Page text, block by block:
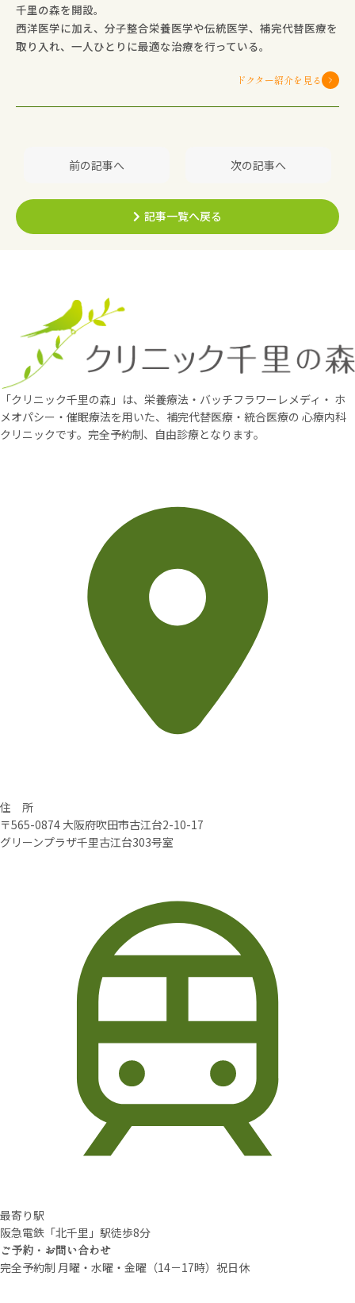
千里の森を開設。
西洋医学に加え、分子整合栄養医学や伝統医学、補完代替医療を
取り入れ、一人ひとりに最適な治療を行っている。
ドクター紹介を見る
前の記事へ 次の記事へ
記事一覧へ戻る
「クリニック千里の森」は、栄養療法・バッチフラワーレメディ・ ホ
メオパシー・催眠療法を用いた、補完代替医療・統合医療の 心療内科
クリニックです。完全予約制、自由診療となります。
住 所
〒565-0874 大阪府吹田市古江台2-10-17
グリーンプラザ千里古江台303号室
最寄り駅
阪急電鉄「北千里」駅徒歩8分
ご予約・お問い合わせ
完全予約制 月曜・水曜・金曜（14－17時）祝日休